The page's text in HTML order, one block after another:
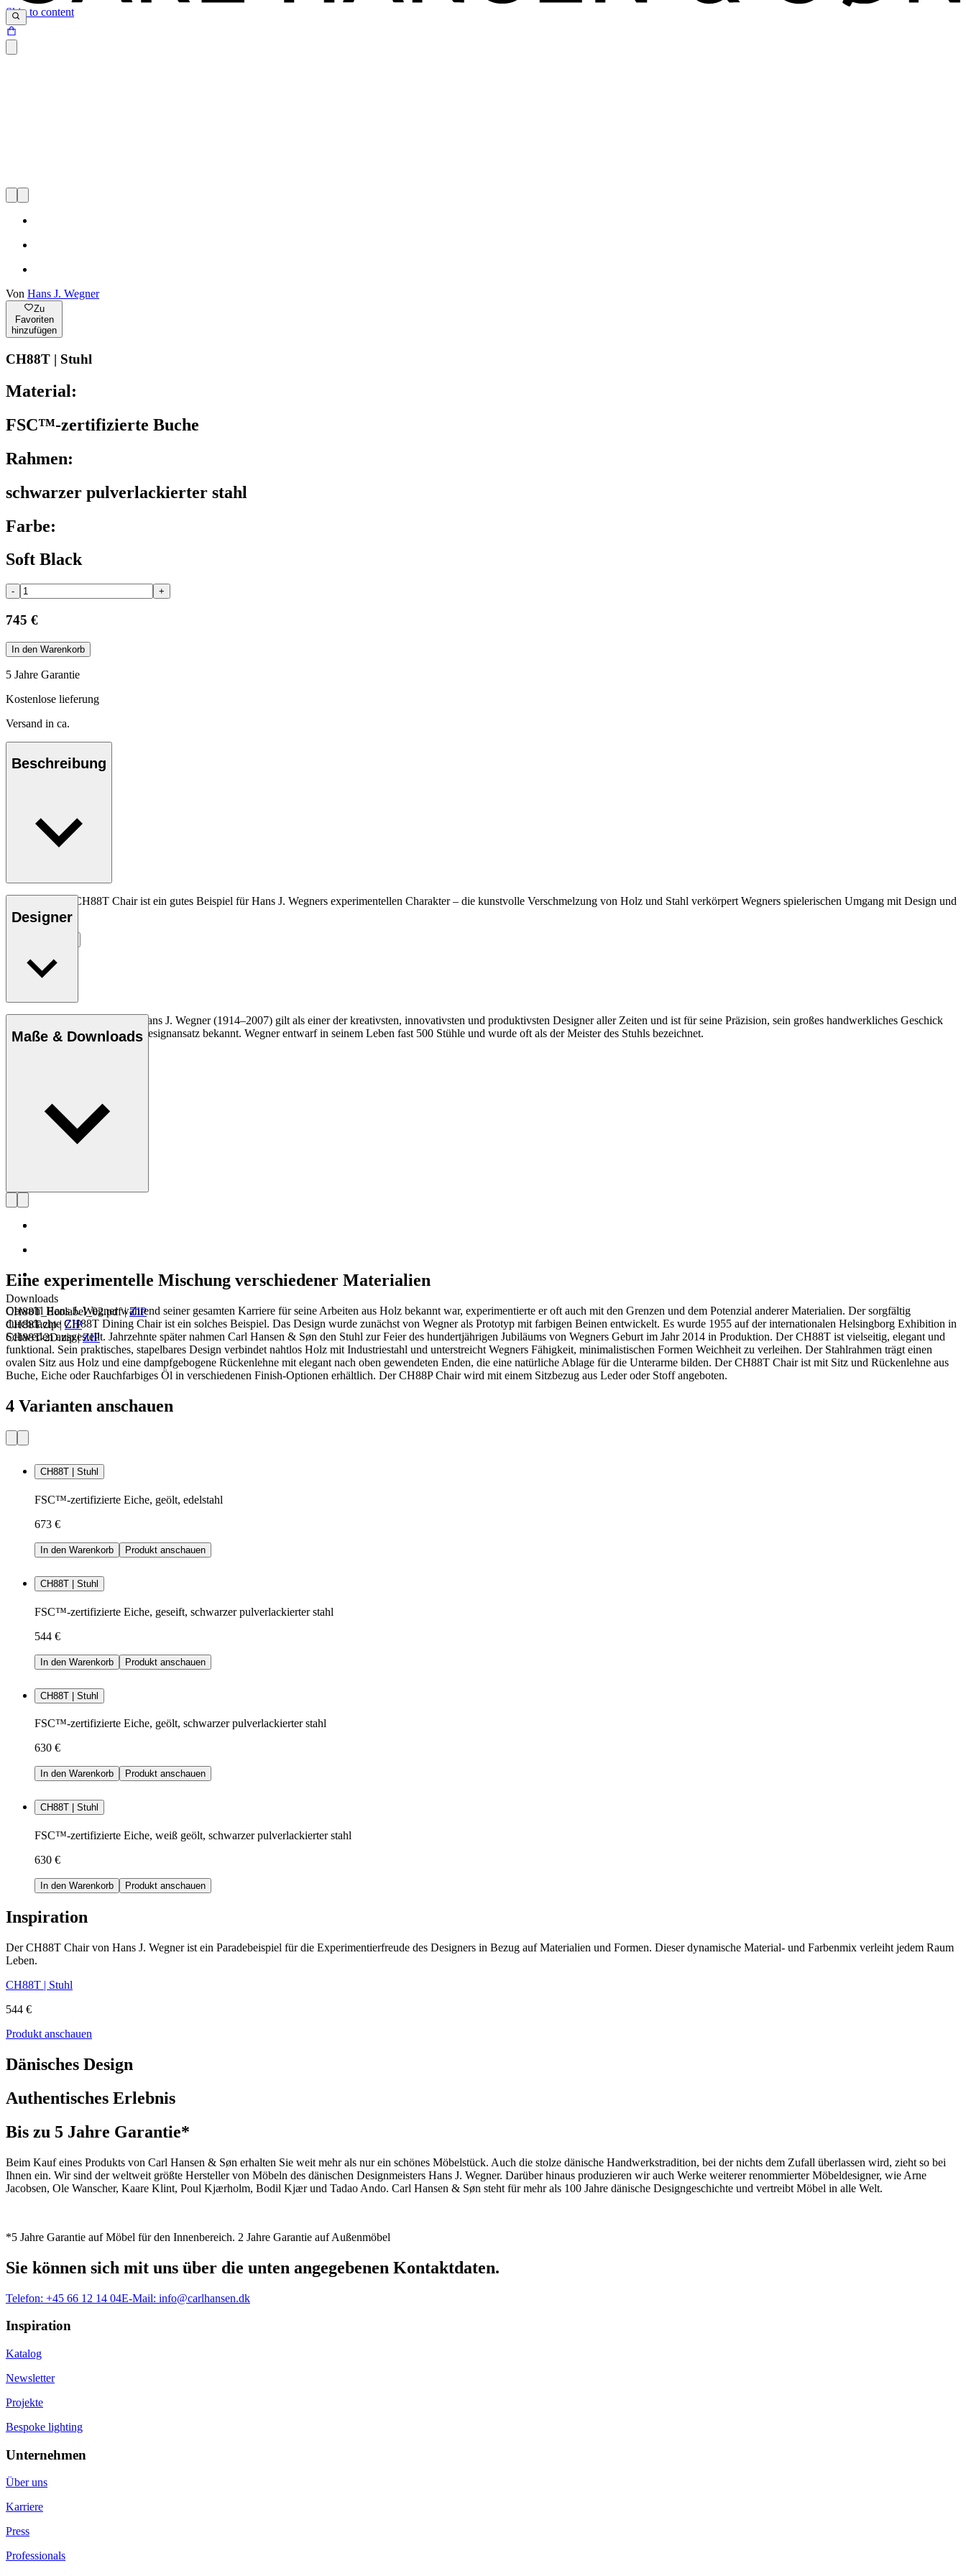
Skip to content
Von Hans J. Wegner
Zu
Favoriten
hinzufügen
CH88T | Stuhl
Material:
FSC™-zertifizierte Buche
Rahmen:
schwarzer pulverlackierter stahl
Farbe:
Soft Black
- +
745 €
In den Warenkorb
5 Jahre Garantie
Kostenlose lieferung
Versand in ca.
Beschreibung
Der vielseitige CH88T Chair ist ein gutes Beispiel für Hans J. Wegners experimentellen Charakter – die kunstvolle Verschmelzung von Holz und Stahl verkörpert Wegners spielerischen Umgang mit Design und
Materialien.
Designer
Der dänische Möbeldesigner Hans J. Wegner (1914–2007) gilt als einer der kreativsten, innovativsten und produktivsten Designer aller Zeiten und ist für seine Präzision, sein großes handwerkliches Geschick
und seinen kompromisslosen Designansatz bekannt. Wegner entwarf in seinem Leben fast 500 Stühle und wurde oft als der Meister des Stuhls bezeichnet.
Maße & Downloads
Downloads
CH88T_Ecolabel_02.pdf|ZIP
CH88T.zip|ZIP
CH88T-2D.zip|ZIP
Eine experimentelle Mischung verschiedener Materialien
Obwohl Hans J. Wegner während seiner gesamten Karriere für seine Arbeiten aus Holz bekannt war, experimentierte er oft auch mit den Grenzen und dem Potenzial anderer Materialien. Der sorgfältig
durchdachte CH88T Dining Chair ist ein solches Beispiel. Das Design wurde zunächst von Wegner als Prototyp mit farbigen Beinen entwickelt. Es wurde 1955 auf der internationalen Helsingborg Exhibition in
Schweden ausgestellt. Jahrzehnte später nahmen Carl Hansen & Søn den Stuhl zur Feier des hundertjährigen Jubiläums von Wegners Geburt im Jahr 2014 in Produktion. Der CH88T ist vielseitig, elegant und
funktional. Sein praktisches, stapelbares Design verbindet nahtlos Holz mit Industriestahl und unterstreicht Wegners Fähigkeit, minimalistischen Formen Weichheit zu verleihen. Der Stahlrahmen trägt einen
ovalen Sitz aus Holz und eine dampfgebogene Rückenlehne mit elegant nach oben gewendeten Enden, die eine natürliche Ablage für die Unterarme bilden. Der CH88T Chair ist mit Sitz und Rückenlehne aus
Buche, Eiche oder Rauchfarbiges Öl in verschiedenen Finish-Optionen erhältlich. Der CH88P Chair wird mit einem Sitzbezug aus Leder oder Stoff angeboten.
4 Varianten anschauen
CH88T | Stuhl
FSC™-zertifizierte Eiche, geölt, edelstahl
673 €
In den Warenkorb Produkt anschauen
CH88T | Stuhl
FSC™-zertifizierte Eiche, geseift, schwarzer pulverlackierter stahl
544 €
In den Warenkorb Produkt anschauen
CH88T | Stuhl
FSC™-zertifizierte Eiche, geölt, schwarzer pulverlackierter stahl
630 €
In den Warenkorb Produkt anschauen
CH88T | Stuhl
FSC™-zertifizierte Eiche, weiß geölt, schwarzer pulverlackierter stahl
630 €
In den Warenkorb Produkt anschauen
Inspiration
Der CH88T Chair von Hans J. Wegner ist ein Paradebeispiel für die Experimentierfreude des Designers in Bezug auf Materialien und Formen. Dieser dynamische Material- und Farbenmix verleiht jedem Raum
Leben.
CH88T | Stuhl
544 €
Produkt anschauen
Dänisches Design
Authentisches Erlebnis
Bis zu 5 Jahre Garantie*
Beim Kauf eines Produkts von Carl Hansen & Søn erhalten Sie weit mehr als nur ein schönes Möbelstück. Auch die stolze dänische Handwerkstradition, bei der nichts dem Zufall überlassen wird, zieht so bei
Ihnen ein. Wir sind der weltweit größte Hersteller von Möbeln des dänischen Designmeisters Hans J. Wegner. Darüber hinaus produzieren wir auch Werke weiterer renommierter Möbeldesigner, wie Arne
Jacobsen, Ole Wanscher, Kaare Klint, Poul Kjærholm, Bodil Kjær und Tadao Ando. Carl Hansen & Søn steht für mehr als 100 Jahre dänische Designgeschichte und vertreibt Möbel in alle Welt.
*5 Jahre Garantie auf Möbel für den Innenbereich. 2 Jahre Garantie auf Außenmöbel
Sie können sich mit uns über die unten angegebenen Kontaktdaten.
Telefon: +45 66 12 14 04E-Mail: info@carlhansen.dk
Inspiration
Katalog
Newsletter
Projekte
Bespoke lighting
Unternehmen
Über uns
Karriere
Press
Professionals